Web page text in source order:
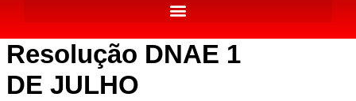
Resolução DNAE 1
DE JULHO